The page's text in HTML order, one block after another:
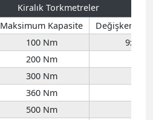
Kiralık Torkmetreler
Maksimum Kapasite
Değişken Uç
100 Nm
9x12 /
200 Nm
300 Nm
360 Nm
500 Nm